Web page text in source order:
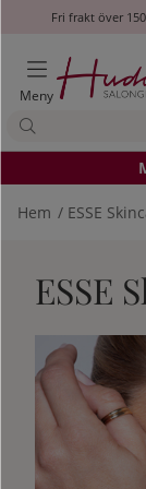
Fri frakt över
Meny
Hem ESSE
ESSE